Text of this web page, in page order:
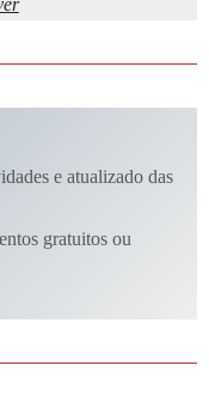
e atualizado das
gratuitos ou